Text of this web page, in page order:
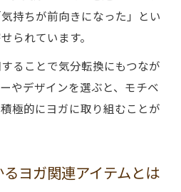
持ちが前向きになった」とい
られています。
ることで気分転換にもつなが
やデザインを選ぶと、モチベ
極的にヨガに取り組むことが
ヨガ関連アイテムとは